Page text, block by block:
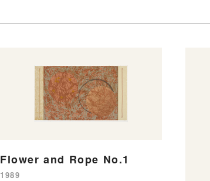
Flower and Rope No.1
1989